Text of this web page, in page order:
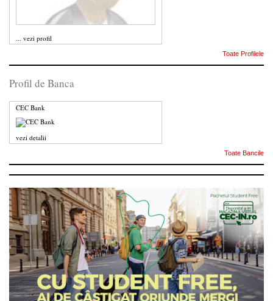
... vezi profil
Toate Profilele
Profil de Banca
CEC Bank
vezi detalii
Toate Bancile